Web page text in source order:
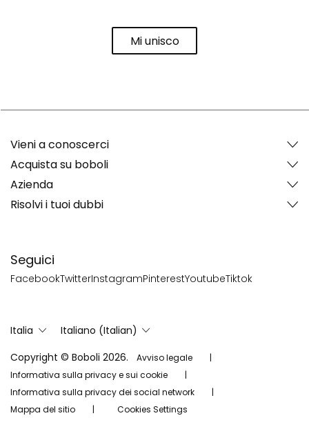
Mi unisco
Seguici
FacebookTwitterInstagramPinterestYoutubeTiktok
Vieni a conoscerci
Acquista su boboli
Azienda
Risolvi i tuoi dubbi
Italia
Italiano (Italian)
Copyright © Boboli 2026.
Avviso legale
Informativa sulla privacy e sui cookie
Informativa sulla privacy dei social network
Mappa del sitio
Cookies Settings